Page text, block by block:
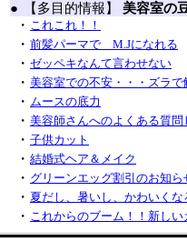
● 【多目的情報】 美容室の
・ これこれ！！
・ 前髪パーマで M.Jになれる
・ ゼッペキなんて言わせない
・ 美容室での不安・・・ズラで
・ ムースの底力
・ 美容師さんへのよくある質
・ 子供カット
・ 結婚式ヘア＆メイク
・ グリーンエッグ割引のお知ら
・ 夏だし、暑いし、かわいく
・ これからのブーム！！新し
・トリートメント（美容室でや